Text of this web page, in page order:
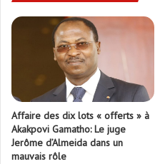
Affaire des dix lots « offerts » à
Akakpovi Gamatho: Le juge
Jerôme d’Almeida dans un
mauvais rôle